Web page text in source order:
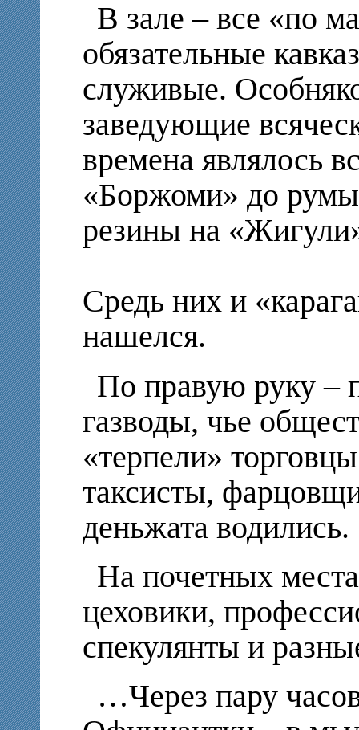
В зале – все «по
обязательные
служивые.
заведующие
времена являлось
«Боржоми» до
резины на
Средь них и
нашелся.
По правую руку –
газводы, чье
«терпели»
таксисты,
деньжата водились.
На почетных
цеховики,
спекулянты и
…Через пару